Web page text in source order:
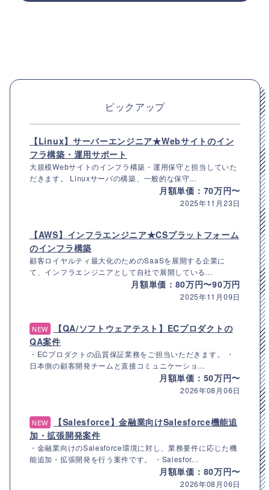
ピックアップ
【Linux】サーバーエンジニア★Webサイトのイン
フラ構築・運用サポート
大規模Webサイトのインフラ構築・運用保守と担当していた
だきます。 Linuxサーバの構築、一般的な保守...
月額単価：70万円〜
2025年11月23日
【AWS】インフラエンジニア★CSプラットフォーム
のインフラ構築
顧客ロイヤルティ最大化のためのSaaSを展開する企業に
て、インフラエンジニアとして自社で展開している...
月額単価：80万円〜90万円
2025年11月09日
NEW
【QA/ソフトウェアテスト】ECプロダクトの
QA案件
・ECプロダクトの品質保証業務をご担当いただきます。 ・
日本側の顧客開発チームと直接コミュニケーショ...
月額単価：50万円〜
2026年08月06日
NEW
【Salesforce】金融業向けSalesforce機能追
加・拡張開発案件
・金融業向けのSalesforce環境に対し、業務要件に応じた機
能追加・拡張開発を行う案件です。 ・Salesfor...
月額単価：80万円〜
2026年08月06日